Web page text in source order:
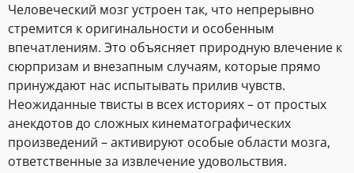
Человеческий мозг устроен так, что непрерывно
стремится к оригинальности и особенным
впечатлениям. Это объясняет природную влечение к
сюрпризам и внезапным случаям, которые прямо
принуждают нас испытывать прилив чувств.
Неожиданные твисты в всех историях – от простых
анекдотов до сложных кинематографических
произведений – активируют особые области мозга,
ответственные за извлечение удовольствия.